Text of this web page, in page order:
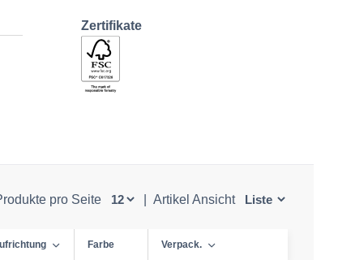
Zertifikate
pro Seite Artikel Ansicht
Farbe Verpack.